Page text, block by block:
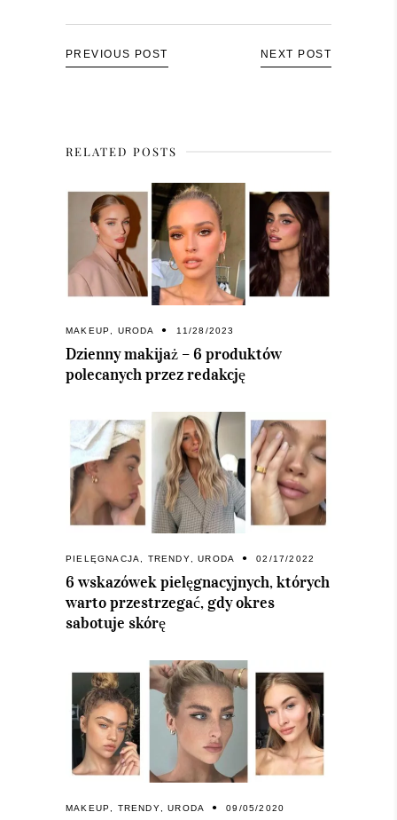
PREVIOUS POST NEXT POST
RELATED POSTS
MAKEUP URODA 11/28/2023
Dzienny makijaż – 6 produktów
polecanych przez redakcję
PIELĘGNACJA, TRENDY,URODA 02/17/2022
6 wskazówek pielęgnacyjnych, których
warto przestrzegać, gdy okres
sabotuje skórę
MAKEUP TRENDY ,URODA 09/05/2020